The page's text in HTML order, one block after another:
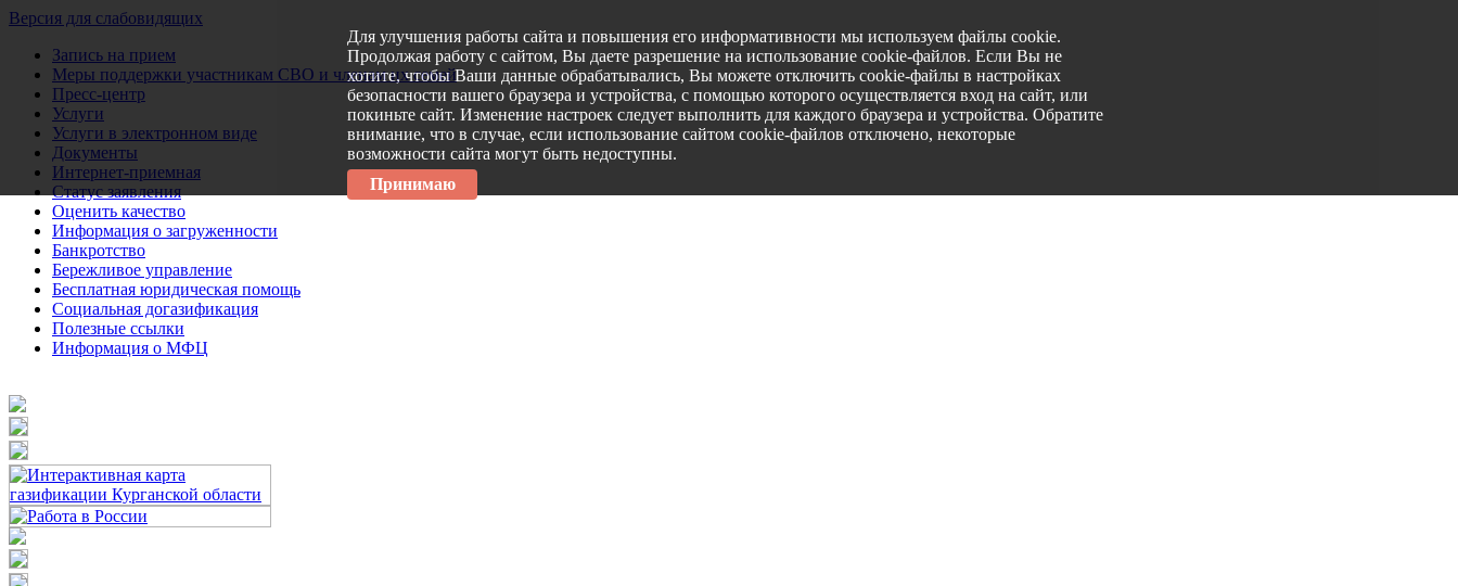
Версия для слабовидящих
Запись на прием
Меры поддержки участникам СВО и членам их семей
Пресс-центр
Услуги
Услуги в электронном виде
Документы
Интернет-приемная
Статус заявления
Оценить качество
Информация о загруженности
Банкротство
Бережливое управление
Бесплатная юридическая помощь
Социальная догазификация
Полезные ссылки
Информация о МФЦ
Для улучшения работы сайта и повышения его информативности мы используем файлы cookie.
Продолжая работу с сайтом, Вы даете разрешение на использование cookie-файлов. Если Вы не
хотите, чтобы Ваши данные обрабатывались, Вы можете отключить cookie-файлы в настройках
безопасности вашего браузера и устройства, с помощью которого осуществляется вход на сайт, или
покиньте сайт. Изменение настроек следует выполнить для каждого браузера и устройства. Обратите
внимание, что в случае, если использование сайтом cookie-файлов отключено, некоторые
возможности сайта могут быть недоступны.
Принимаю